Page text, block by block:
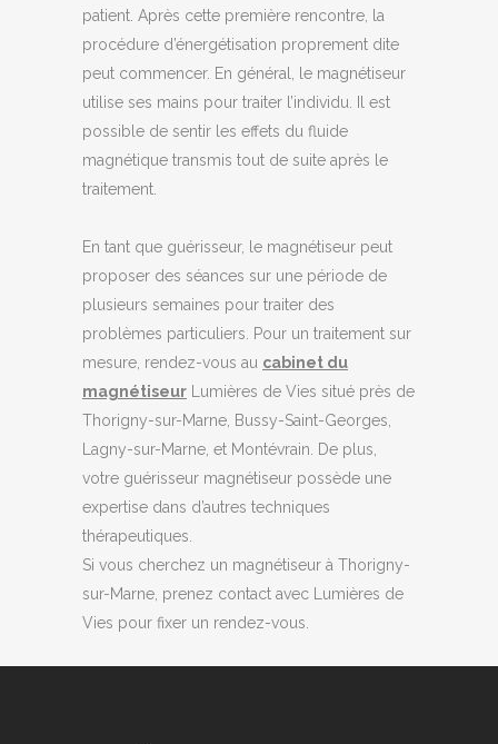
patient. Après cette première rencontre, la
procédure d’énergétisation proprement dite
peut commencer. En général, le magnétiseur
utilise ses mains pour traiter l’individu. Il est
possible de sentir les effets du fluide
magnétique transmis tout de suite après le
traitement.
En tant que guérisseur, le magnétiseur peut
proposer des séances sur une période de
plusieurs semaines pour traiter des
problèmes particuliers. Pour un traitement sur
mesure, rendez-vous au cabinet du
magnétiseur Lumières de Vies situé près de
Thorigny-sur-Marne, Bussy-Saint-Georges,
Lagny-sur-Marne, et Montévrain. De plus,
votre guérisseur magnétiseur possède une
expertise dans d’autres techniques
thérapeutiques.
Si vous cherchez un magnétiseur à Thorigny-
sur-Marne, prenez contact avec Lumières de
Vies pour fixer un rendez-vous.